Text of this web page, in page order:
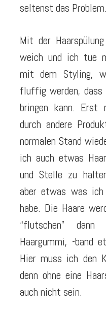
seltenst das Problem.
Mit der
weich und ich tue
mit dem Styling,
fluffig werden,
bringen kann. Erst
durch andere
normalen Stand
ich auch etwas
und Stelle zu
aber etwas was ich
habe. Die Haare
“flutschen”
Haargummi, -band
Hier muss ich den
denn ohne eine
auch nicht sein.